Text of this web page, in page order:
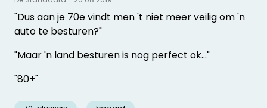
"Dus aan je 70e vindt men 't niet meer veilig om 'n
auto te besturen?"
"Maar 'n land besturen is nog perfect ok..."
"80+"